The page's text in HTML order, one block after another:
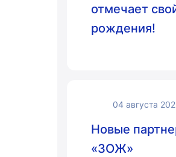
отмечает
рождения!
04 августа
Новые
«ЗОЖ»